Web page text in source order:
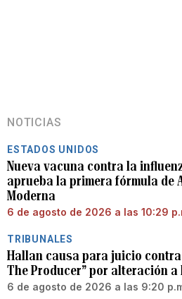
NOTICIAS
ESTADOS UNIDOS
Nueva vacuna contra la
aprueba la primera fórmula de
Moderna
6 de agosto de 2026 a las 10:29
TRIBUNALES
Hallan causa para juicio contra
The Producer” por alteración a
6 de agosto de 2026 a las 9:20